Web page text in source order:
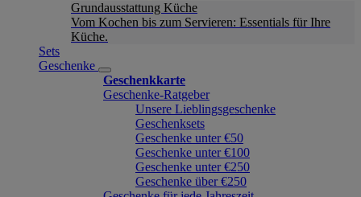
Grundausstattung Küche
Vom Kochen bis zum Servieren: Essentials für Ihre
Küche.
Sets
Geschenke
Geschenkkarte
Geschenke-Ratgeber
Unsere Lieblingsgeschenke
Geschenksets
Geschenke unter €50
Geschenke unter €100
Geschenke unter €250
Geschenke über €250